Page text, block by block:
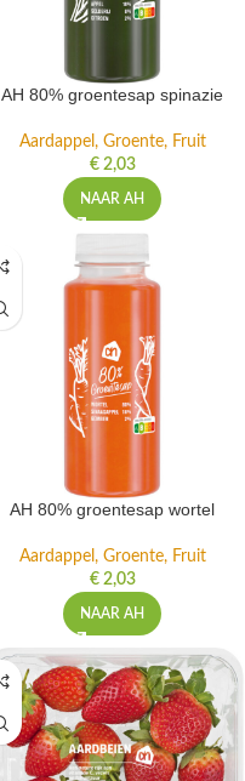
AH 80% groentesap spinazie
Aardappel, Groente, Fruit
€2,03
NAAR AH
AH 80% groentesap wortel
Aardappel, Groente, Fruit
€2,03
NAAR AH